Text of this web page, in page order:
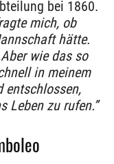
bei 1860.
mich, ob
hätte.
wie das so
in meinem
entschlossen,
Leben zu rufen.”